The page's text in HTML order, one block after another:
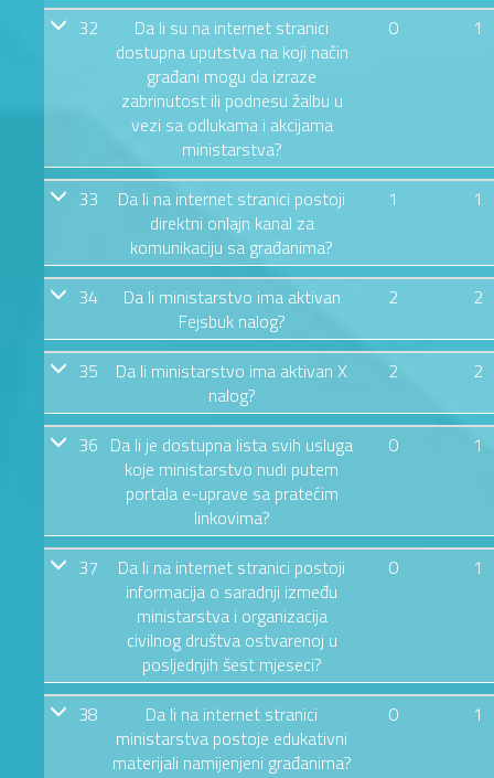
32
Da li su na internet stranici
dostupna uputstva na koji način
građani mogu da izraze
zabrinutost ili podnesu žalbu u
vezi sa odlukama i akcijama
ministarstva?
0 1
33
Da li na internet stranici postoji
direktni onlajn kanal za
komunikaciju sa građanima?
1 1
34
Da li ministarstvo ima aktivan
Fejsbuk nalog?
2 2
35
Da li ministarstvo ima aktivan X
nalog?
2 2
36 Da li je dostupna lista svih usluga
koje ministarstvo nudi putem
portala e-uprave sa pratećim
linkovima?
0 1
37
Da li na internet stranici postoji
informacija o saradnji između
ministarstva i organizacija
civilnog društva ostvarenoj u
posljednjih šest mjeseci?
0 1
38
Da li na internet stranici
ministarstva postoje edukativni
materijali namijenjeni građanima?
0 1